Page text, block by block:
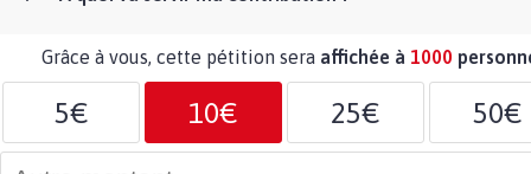
Grâce à vous, cette pétition sera affichée à 1000
5€ 10€ 25€ 50€